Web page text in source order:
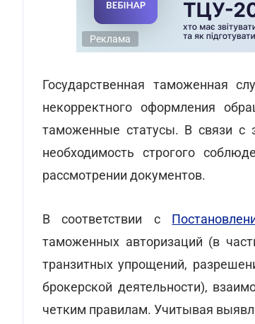
Реклама
Государственная таможенная
некорректного оформления
таможенные статусы. В связи с
необходимость строгого
рассмотрении документов.
В соответствии с
таможенных авторизаций (в
транзитных упрощений,
брокерской деятельности),
четким правилам. Учитывая